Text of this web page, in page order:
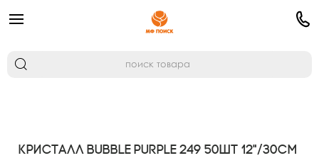
Кристалл Bubble PURPLE 249 50шт 12"/30см